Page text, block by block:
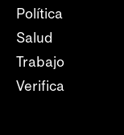
Política
Salud
Trabajo
Verifica